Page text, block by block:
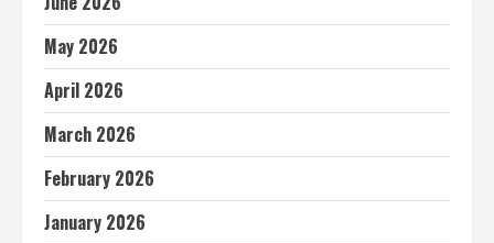
May 2026
April 2026
March 2026
February 2026
January 2026